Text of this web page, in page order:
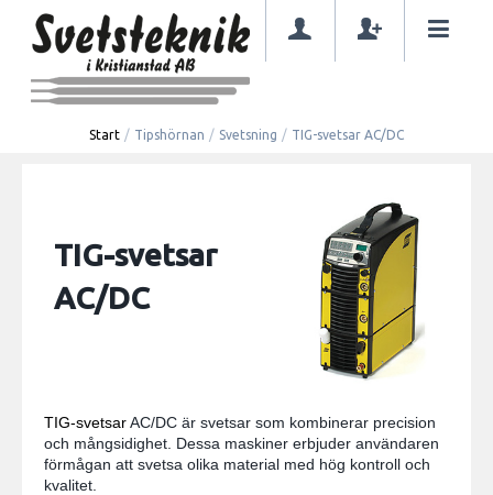
Start / Tipshörnan / Svetsning / TIG-svetsar AC/DC
TIG-svetsar
AC/DC
TIG-svetsarAC/DC är svetsar som kombinerar precision
och mångsidighet. Dessa maskiner erbjuder användaren
förmågan att svetsa olika material med hög kontroll och
kvalitet.